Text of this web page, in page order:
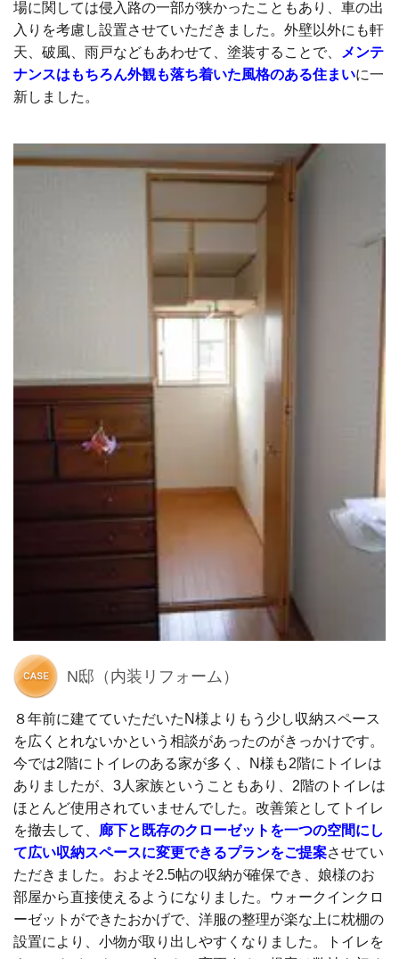
場に関しては侵入路の一部が狭かったこともあり、車の出
入りを考慮し設置させていただきました。外壁以外にも軒
天、破風、雨戸などもあわせて、塗装することで、 メンテ
ナンスはもちろん外観も落ち着いた風格のある住まいに一
新しました。
N邸（内装リフォーム）
８年前に建てていただいたN様よりもう少し収納スペース
を広くとれないかという相談があったのがきっかけです。
今では2階にトイレのある家が多く、N様も2階にトイレは
ありましたが、3人家族ということもあり、2階のトイレは
ほとんど使用されていませんでした。改善策としてトイレ
を撤去して、 廊下と既存のクローゼットを一つの空間にし
て広い収納スペースに変更できるプランをご提案させてい
ただきました。およそ2.5帖の収納が確保でき、娘様のお
部屋から直接使えるようになりました。ウォークインクロ
ーゼットができたおかげで、洋服の整理が楽な上に枕棚の
設置により、小物が取り出しやすくなりました。トイレを